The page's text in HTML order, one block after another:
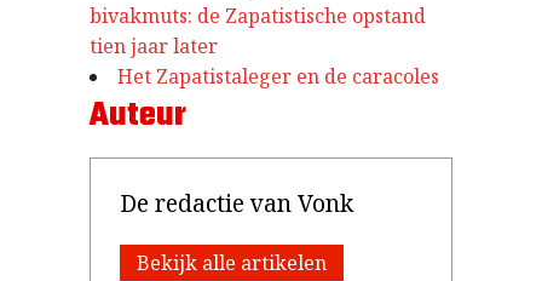
bivakmuts: de Zapatistische opstand
tien jaar later
Het Zapatistaleger en de caracoles
Auteur
De redactie van Vonk
Bekijk alle artikelen